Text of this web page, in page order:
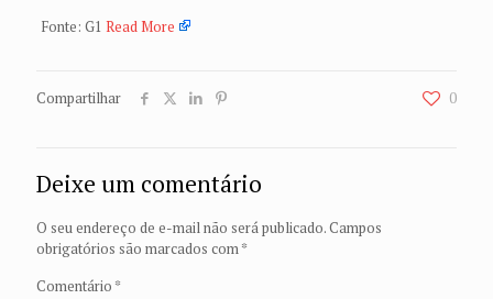
Fonte: G1 Read More
Compartilhar 0
Deixe um comentário
O seu endereço de e-mail não será publicado.Campos
obrigatórios são marcados com*
Comentário *